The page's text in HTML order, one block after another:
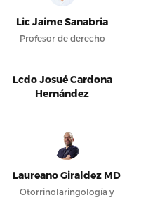
Lic Jaime Sanabria
Profesor de derecho
Lcdo Josué Cardona
Hernández
Laureano Giraldez MD
Otorrinolaringología y